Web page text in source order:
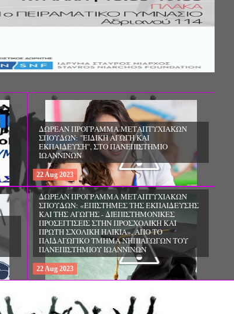
22Aug 2023
ΔΩΡΕΑΝ ΠΡΟΓΡΑΜΜΑ ΜΕΤΑΠΤΥΧΙΑΚΩΝ
ΣΠΟΥΔΩΝ: «ΕΠΙΣΤΗΜΕΣ ΤΗΣ ΑΓΩΓΗΣ -
ΘΕΩΡΙΑ ΚΑΙ ΕΦΑΡΜΟΓΕΣ», ΑΠΟ ΤΟ
ΠΑΝΕΠΙΣΤΗΜΙΟ ΚΡΗΤΗΣ
22Aug 2023